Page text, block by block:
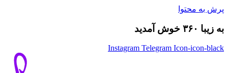
پرش به محتوا
به زیبا ۳۶۰ خوش آمدید
Instagram Telegram Icon-icon-black